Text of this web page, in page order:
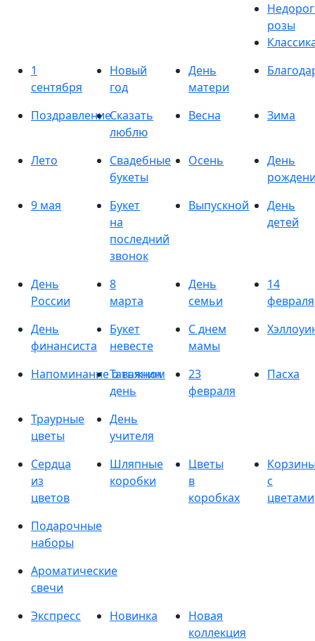
розы
1
сентября
Новый
год
День
матери
ПоздравлениеСказать
люблю
Весна Зима
Лето
Свадебные
букеты
Осень
День
9 мая
Букет
на
последний
звонок
Выпускной
День
детей
День
России
8
марта
День
семьи
14
февраля
День
финансиста
Букет
невесте
С днем
мамы
Напоминание о важном
Татьянин
день
23
февраля
Пасха
Траурные
цветы
День
учителя
Сердца
из
цветов
Шляпные
коробки
Цветы
в
коробках
с
цветами
Подарочные
наборы
Ароматические
свечи
Экспресс
Новинка
Новая
коллекция